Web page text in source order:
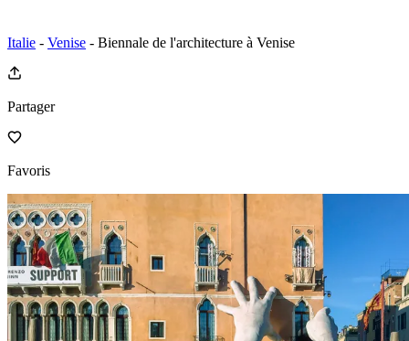
Italie - Venise - Biennale de l'architecture à Venise
Partager
Favoris